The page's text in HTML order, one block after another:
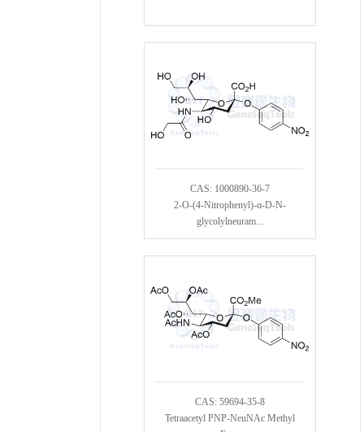
CAS: 1000890-36-7
2-O-(4-Nitrophenyl)-α-D-N-
glycolylneuram...
CAS: 59694-35-8
Tetraacetyl PNP-NeuNAc Methyl